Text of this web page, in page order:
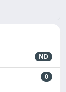
ND
0